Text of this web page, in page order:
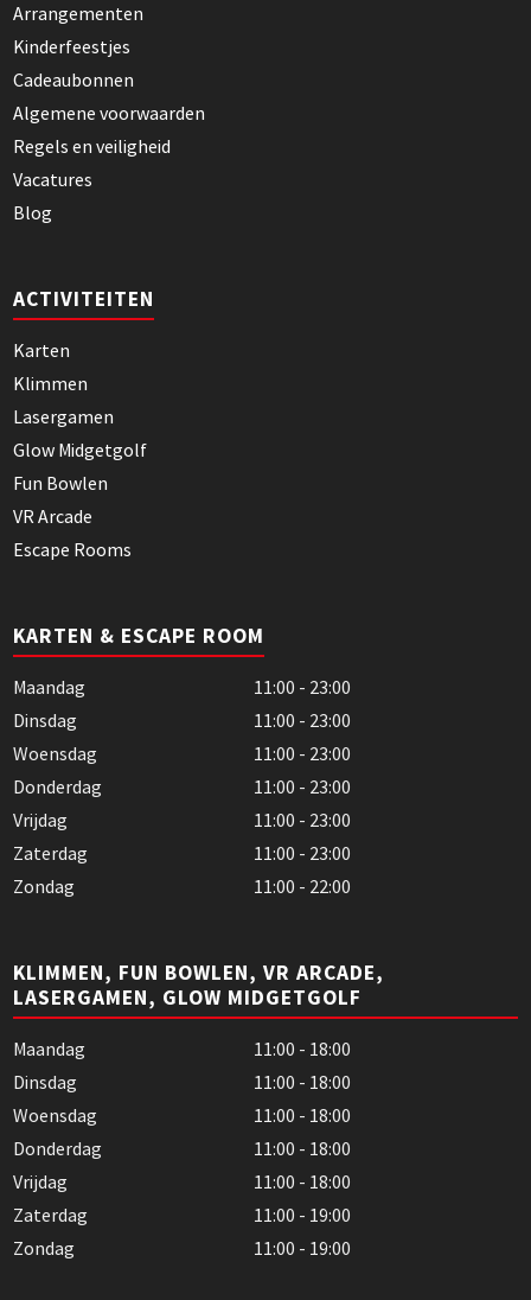
Arrangementen
Kinderfeestjes
Cadeaubonnen
Algemene voorwaarden
Regels en veiligheid
Vacatures
Blog
ACTIVITEITEN
Karten
Klimmen
Lasergamen
Glow Midgetgolf
Fun Bowlen
VR Arcade
Escape Rooms
KARTEN & ESCAPE ROOM
Maandag
11:00 - 23:00
Dinsdag
11:00 - 23:00
Woensdag
11:00 - 23:00
Donderdag
11:00 - 23:00
Vrijdag
11:00 - 23:00
Zaterdag
11:00 - 23:00
Zondag
11:00 - 22:00
KLIMMEN, FUN BOWLEN, VR ARCADE,
LASERGAMEN, GLOW MIDGETGOLF
Maandag
11:00 - 18:00
Dinsdag
11:00 - 18:00
Woensdag
11:00 - 18:00
Donderdag
11:00 - 18:00
Vrijdag
11:00 - 18:00
Zaterdag
11:00 - 19:00
Zondag
11:00 - 19:00